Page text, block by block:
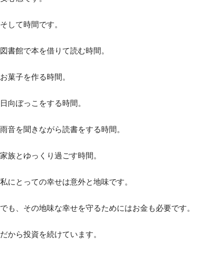
そして時間です。
図書館で本を借りて読む時間。
お菓子を作る時間。
日向ぼっこをする時間。
雨音を聞きながら読書をする時間。
家族とゆっくり過ごす時間。
私にとっての幸せは意外と地味です。
でも、その地味な幸せを守るためにはお金も必要です。
だから投資を続けています。